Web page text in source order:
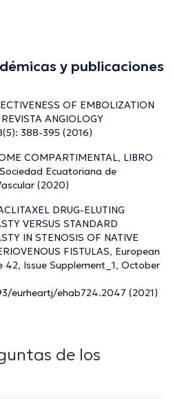
y publicaciones
OF EMBOLIZATION
ANGIOLOGY
388-395 (2016)
COMPARTIMENTAL, LIBRO
Ecuatoriana de
(2020)
DRUG-ELUTING
VERSUS STANDARD
IN STENOSIS OF NATIVE
FISTULAS, European
42, Issue Supplement_1, October
eurheartj/ehab724.2047 (2021)
de los